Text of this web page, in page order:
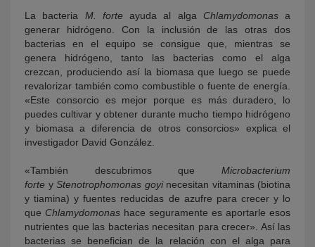
La bacteria M. forte ayuda al alga Chlamydomonasa
generar hidrógeno. Con la inclusión de las otras dos
bacterias en el equipo se consigue que, mientras se
genera hidrógeno, tanto las bacterias como el alga
crezcan, produciendo así la biomasa que luego se puede
revalorizar también como combustible o fuente de energía.
«Este consorcio es mejor porque es más duradero, lo
puedes cultivar y obtener durante mucho tiempo hidrógeno
y biomasa a diferencia de otros consorcios» explica el
investigador David González.
«También descubrimos que Microbacterium
forte y Stenotrophomonas goyinecesitan vitaminas (biotina
y tiamina) y fuentes reducidas de azufre para crecer y lo
que Chlamydomonas hace seguramente es aportarle esos
nutrientes que las bacterias necesitan para crecer». Así las
bacterias se benefician de la relación con el alga para